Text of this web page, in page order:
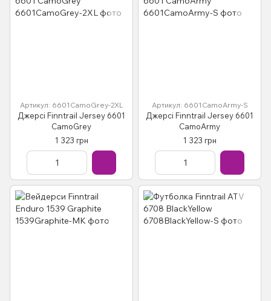
Артикул: 6601CamoGrey-2XL
Джерсі Finntrail Jersey 6601
CamoGrey
1 323 грн
Артикул: 6601CamoArmy-S
Джерсі Finntrail Jersey 6601
CamoArmy
1 323 грн